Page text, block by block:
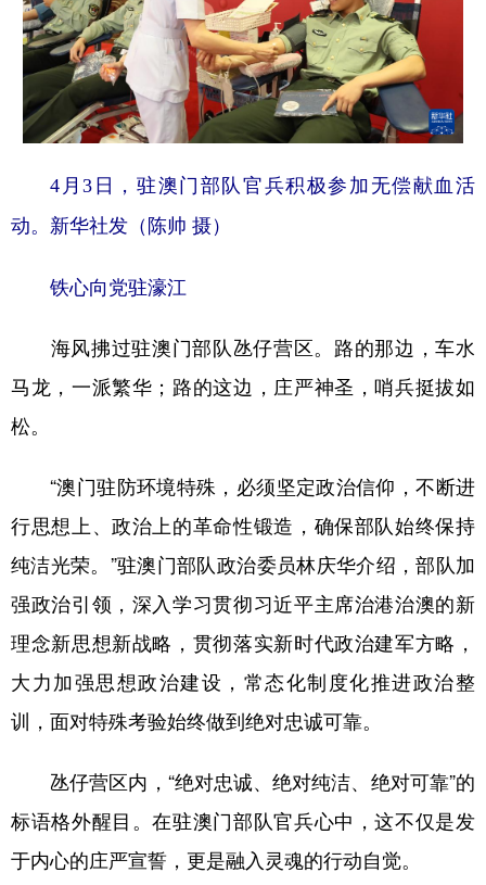
陕西 甘肃 青海 宁夏
新疆 内蒙古 黑龙江
English Español
4月3日，驻澳门部队官兵积极参加无偿献血活
动。新华社发（陈帅 摄）
铁心向党驻濠江
海风拂过驻澳门部队氹仔营区。路的那边，车水
马龙，一派繁华；路的这边，庄严神圣，哨兵挺拔如
松。
“澳门驻防环境特殊，必须坚定政治信仰，不断进
行思想上、政治上的革命性锻造，确保部队始终保持
纯洁光荣。”驻澳门部队政治委员林庆华介绍，部队加
强政治引领，深入学习贯彻习近平主席治港治澳的新
理念新思想新战略，贯彻落实新时代政治建军方略，
大力加强思想政治建设，常态化制度化推进政治整
训，面对特殊考验始终做到绝对忠诚可靠。
氹仔营区内，“绝对忠诚、绝对纯洁、绝对可靠”的
标语格外醒目。在驻澳门部队官兵心中，这不仅是发
于内心的庄严宣誓，更是融入灵魂的行动自觉。